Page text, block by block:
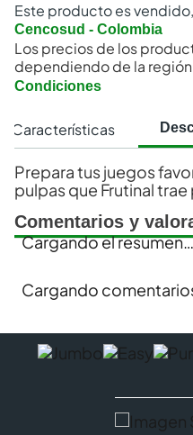
Este producto es
Cencosud - Colombia
Los precios de los
dependiendo de la
Condiciones
Características
Prepara tus juegos
pulpas que Frutinal trae
Comentarios y
Cargando el resumen…
Cargando